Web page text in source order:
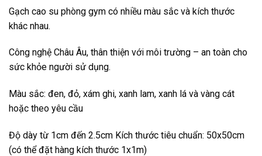
Gạch cao su phòng gym có nhiều màu sắc và kích thước
khác nhau.
Công nghệ Châu Âu, thân thiện với môi trường – an toàn cho
sức khỏe người sử dụng.
Màu sắc: đen, đỏ, xám ghi, xanh lam, xanh lá và vàng cát
hoặc theo yêu cầu
Độ dày từ 1cm đến 2.5cm Kích thước tiêu chuẩn: 50x50cm
(có thể đặt hàng kích thước 1x1m)